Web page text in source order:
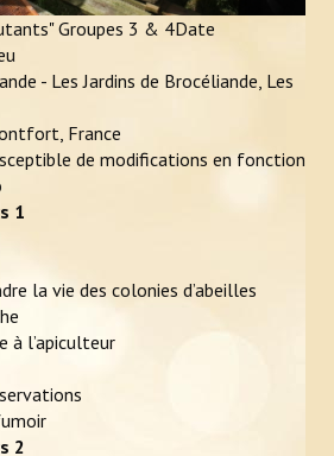
du rucher-école
des stages
Groupes 3 & 4Date
- Les Jardins de Brocéliande, Les
France
de modifications en fonction
1
la vie des colonies d’abeilles
à l’apiculteur
2